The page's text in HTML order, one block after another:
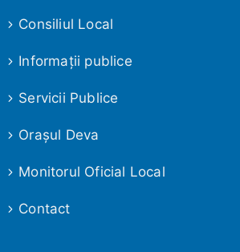
Consiliul Local
Informaţii publice
Servicii Publice
Oraşul Deva
Monitorul Oficial Local
Contact